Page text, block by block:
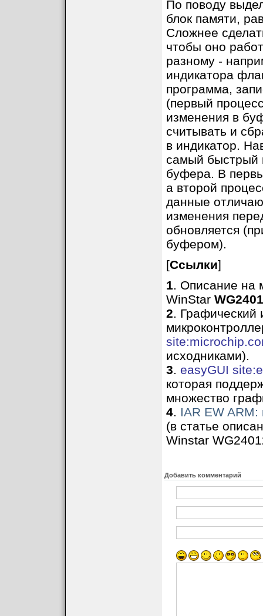
По поводу
блок памяти,
Сложнее
чтобы оно
разному -
индикатора
программа,
(первый
изменения в
считывать и
в индикатор.
самый быстрый
буфера. В
а второй
данные
изменения
обновляется
буфером).
[Ссылки]
1. Описание на
WinStar
2. Графический
исходниками).
3. easyGUI
которая
множество
4. IAR EW
(в статье
Winstar WG240
Добавить комментарий